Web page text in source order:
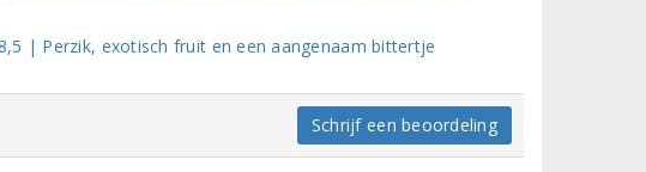
| Perzik, exotisch fruit en een aangenaam bittertje
Schrijf een beoordeling